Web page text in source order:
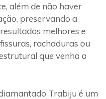
além de não haver
preservando a
melhores e
rachaduras ou
que venha a
Trabiju é um